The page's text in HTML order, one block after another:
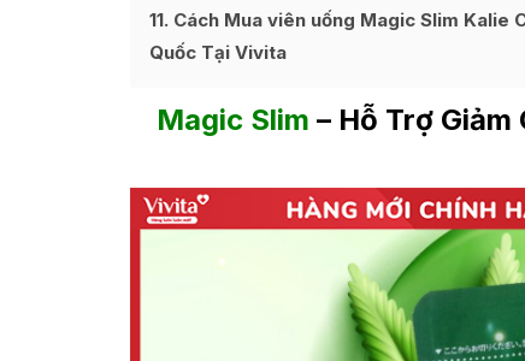
11 Cách Mua viên uống Magic Slim Kalie
Quốc Tại Vivita
Magic Slim – Hỗ Trợ